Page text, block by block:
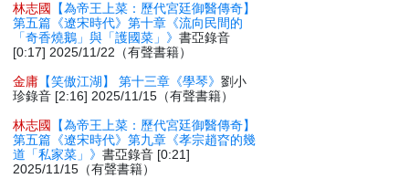
林志國
【為帝王上菜：歷代宮廷御醫傳奇】
第五篇《遼宋時代》第十章《流向民間的
「奇香燒鵝」與「護國菜」》書亞錄音
[0:17] 2025/11/22（有聲書籍）
金庸 【笑傲江湖】 第十三章《學琴》劉小
珍錄音 [2:16] 2025/11/15（有聲書籍）
林志國
【為帝王上菜：歷代宮廷御醫傳奇】
第五篇《遼宋時代》第九章《孝宗趙昚的幾
道「私家菜」》書亞錄音 [0:21]
2025/11/15（有聲書籍）